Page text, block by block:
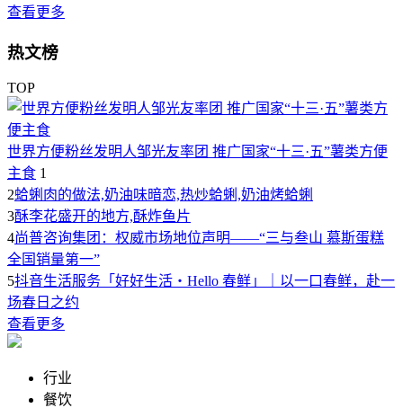
查看更多
热文榜
TOP
世界方便粉丝发明人邹光友率团 推广国家“十三·五”薯类方便
主食 1
2蛤蜊肉的做法,奶油味暗恋,热炒蛤蜊,奶油烤蛤蜊
3酥李花盛开的地方,酥炸鱼片
4尚普咨询集团：权威市场地位声明——“三与叁山 慕斯蛋糕
全国销量第一”
5抖音生活服务「好好生活・Hello 春鲜」｜以一口春鲜，赴一
场春日之约
查看更多
行业
餐饮